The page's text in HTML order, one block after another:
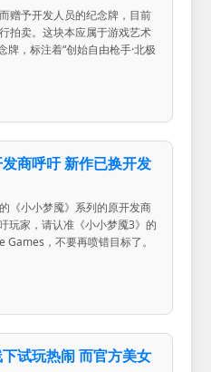
赠予开发人员的纪念牌，目前
拍卖。这块本应属于游戏艺术
，标注着“创始自由枪手·北极
发商呼吁 新作已换开发
《小小梦魇》系列的原开发商
玩家，请认准《小小梦魇3》的
，不要再喷错目标了。
下试玩热闹 而官方美女